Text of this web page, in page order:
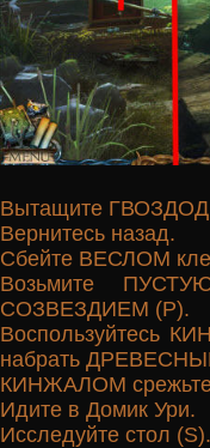
Вытащите
Вернитесь назад.
Сбейте ВЕСЛОМ
Возьмите
СОЗВЕЗДИЕМ (P).
Воспользуйтесь
набрать
КИНЖАЛОМ
Идите в Домик Ури.
Исследуйте стол (S).